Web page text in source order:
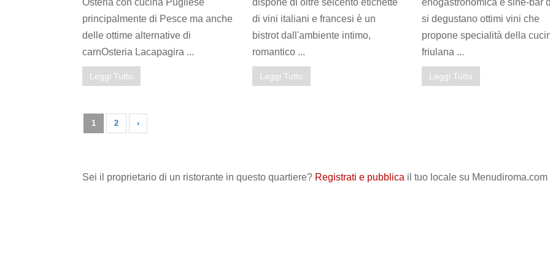
Osteria con cucina Pugliese
principalmente di Pesce ma anche
delle ottime alternative di
carnOsteria Lacapagira ...
Leggi Tutto
dispone di oltre seicento etichette
di vini italiani e francesi è un
bistrot dall'ambiente intimo,
romantico ...
Leggi Tutto
enogastronomica e sine-bar
si degustano ottimi vini che
propone specialità della
friulana ...
Leggi Tutto
1 2 ›
Sei il proprietario di un ristorante in questo quartiere? Registrati e pubblica il tuo locale su Menudiroma.com